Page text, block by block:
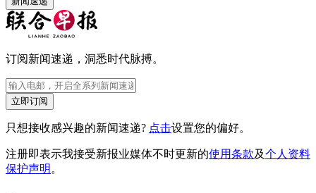
订阅新闻速递，洞悉时代脉搏。
立即订阅
只想接收感兴趣的新闻速递? 点击设置您的偏好。
注册即表示我接受新报业媒体不时更新的使用条款及个人资料
保护声明 。